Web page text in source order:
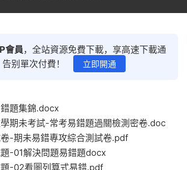
會員，全站資源免費下載，享高速下載通
别單次付費！
立即開通
題集錦.docx
期未考試-常考易錯題過關檢測密卷.doc
-期未易錯專攻綜合測試卷.pdf
-01解決問題易錯題docx
-02看圖列算式易錯.pdf